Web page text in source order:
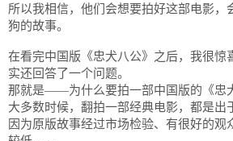
所以我相信，他们会想要拍好这部电影，
狗的故事。
在看完中国版《忠犬八公》之后，我很惊
实还回答了一个问题。
那就是——为什么要拍一部中国版的《忠
大多数时候，翻拍一部经典电影，都是出
因为原版故事经过市场检验、有很好的观